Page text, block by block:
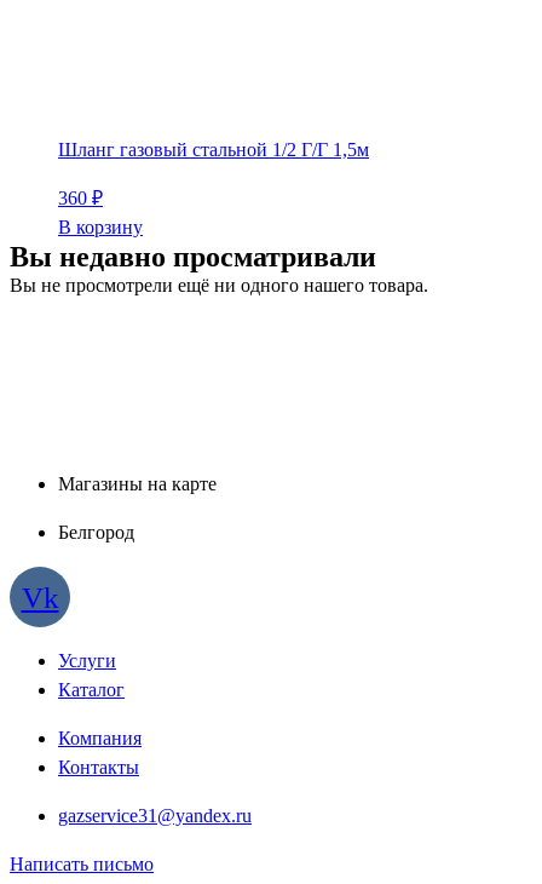
Шланг газовый стальной 1/2 Г/Г 1,5м
360 ₽
В корзину
Вы недавно просматривали
Вы не просмотрели ещё ни одного нашего товара.
Магазины на карте
Белгород
Vk
Услуги
Каталог
Компания
Контакты
gazservice31@yandex.ru
Написать письмо